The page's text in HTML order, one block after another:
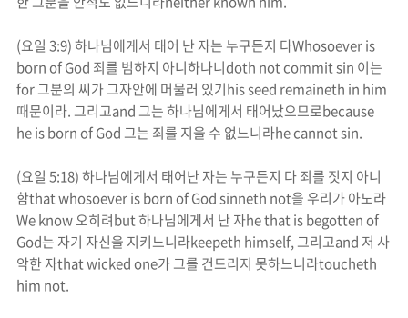
(요일 3:9)하나님에게서 태어 난 자는 누구든지 다Whosoever is
born of God 죄를 범하지 아니하나니doth not commit sin 이는
for그분의 씨가 그자안에 머물러 있기his seed remaineth in him
때문이라. 그리고and 그는 하나님에게서 태어났으므로because
he is born of God 그는 죄를 지을 수 없느니라he cannot sin.
(요일 5:18)하나님에게서 태어난 자는 누구든지 다 죄를 짓지 아니
함that whosoever is born of God sinneth not을 우리가 아노라
We know오히려but하나님에게서 난 자he that is begotten of
God는 자기 자신을 지키느니라keepeth himself, 그리고and 저 사
악한 자that wicked one가 그를 건드리지 못하느니라toucheth
him not.